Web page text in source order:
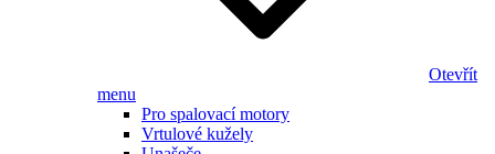
Otevřít
menu
Pro spalovací motory
Vrtulové kužely